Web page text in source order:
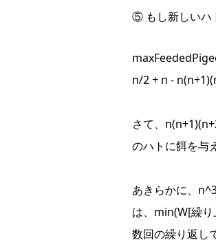
⑤ もし新しいハ
n/2 + n -
さて、
のハトに餌を与
あきらかに、
は、min(W[繰り
数回の繰り返し